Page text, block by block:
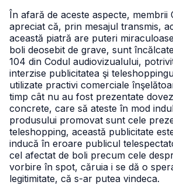
În afară de aceste aspecte, membrii
apreciat că, prin mesajul transmis,
această piatră are puteri
boli deosebit de grave, sunt
104 din Codul audiovizualului,
interzise publicitatea şi
utilizate practivi comerciale
timp cât nu au fost prezentate
concrete, care să ateste în mod
produsului promovat sunt cele
teleshopping, această publicitate
inducă în eroare publicul
cel afectat de boli precum cele
vorbire în spot, căruia i se dă o
legitimitate, că s-ar putea vindeca.